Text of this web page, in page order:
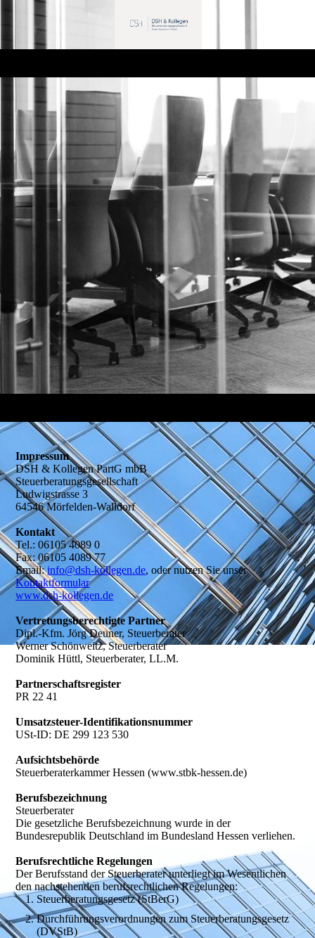
Impressum
DSH & Kollegen PartG mbB
Steuerberatungsgesellschaft
Ludwigstrasse 3
64546 Mörfelden-Walldorf
Kontakt
Tel.: 06105 4089 0
Fax: 06105 4089 77
Email:info@dsh-kollegen.de, oder nutzen Sie unser
Kontaktformular
www.dsh-kollegen.de
Vertretungsberechtigte Partner
Dipl.-Kfm. Jörg Deuner, Steuerberater
Werner Schönweitz, Steuerberater
Dominik Hüttl, Steuerberater, LL.M.
Partnerschaftsregister
PR 22 41
Umsatzsteuer-Identifikationsnummer
USt-ID: DE 299 123 530
Aufsichtsbehörde
Steuerberaterkammer Hessen (www.stbk-hessen.de)
Berufsbezeichnung
Steuerberater
Die gesetzliche Berufsbezeichnung wurde in der
Bundesrepublik Deutschland im Bundesland Hessen verliehen.
Berufsrechtliche Regelungen
Der Berufsstand der Steuerberater unterliegt im Wesentlichen
den nachstehenden berufsrechtlichen Regelungen:
Steuerberatungsgesetz (StBerG)
Durchführungsverordnungen zum Steuerberatungsgesetz
(DVStB)